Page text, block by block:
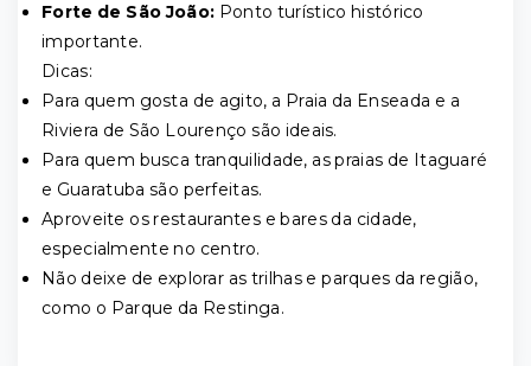
Forte de São João: Ponto turístico histórico
importante.
Dicas:
Para quem gosta de agito, a Praia da Enseada e a
Riviera de São Lourenço são ideais.
Para quem busca tranquilidade, as praias de Itaguaré
e Guaratuba são perfeitas.
Aproveite os restaurantes e bares da cidade,
especialmente no centro.
Não deixe de explorar as trilhas e parques da região,
como o Parque da Restinga.